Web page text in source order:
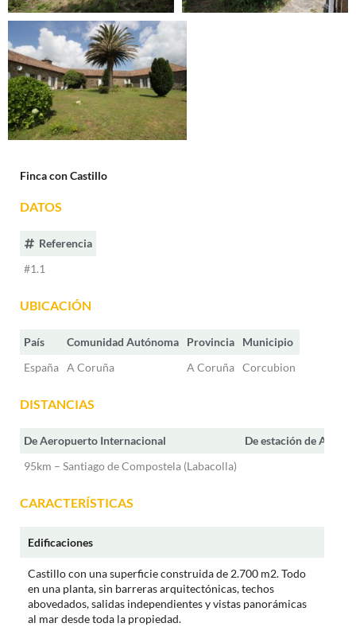
Finca con Castillo
DATOS
Referencia
#1.1
UBICACIÓN
País Comunidad Autónoma Provincia
Municipio
España A Coruña A Coruña Corcubion
DISTANCIAS
De Aeropuerto Internacional
De estación de AVE
95km – Santiago de Compostela (Labacolla)
CARACTERÍSTICAS
Edificaciones
Castillo con una superficie construida de 2.700 m2. Todo
en una planta, sin barreras arquitectónicas, techos
abovedados, salidas independientes y vistas panorámicas
al mar desde toda la propiedad.